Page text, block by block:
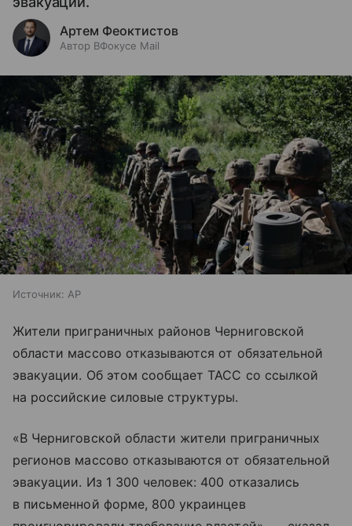
Артем Феоктистов
Автор ВФокусе Mail
Источник: AP
Жители приграничных районов Черниговской
области массово отказываются от обязательной
эвакуации. Об этом сообщает ТАСС со ссылкой
на российские силовые структуры.
«В Черниговской области жители приграничных
регионов массово отказываются от обязательной
эвакуации. Из 1 300 человек: 400 отказались
в письменной форме, 800 украинцев